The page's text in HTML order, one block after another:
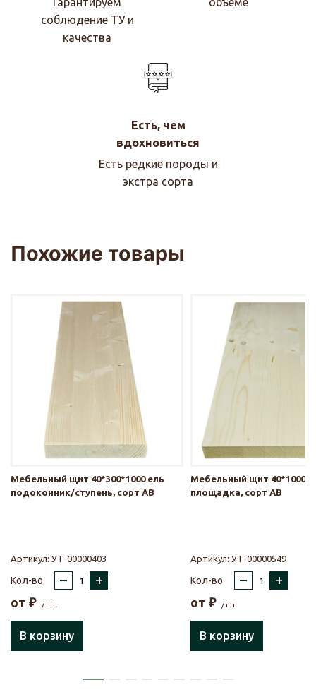
соблюдение ТУ и
качества
Есть, чем
вдохновиться
Есть редкие породы и
экстра сорта
Похожие товары
Мебельный щит 40*300*1000 ель
подоконник/ступень, сорт АВ
Артикул: УТ-00000403
Кол-во – +
от ₽ / шт.
В корзину
Мебельный щит
площадка, сорт АВ
Артикул: УТ-00000549
Кол-во – +
от ₽ / шт.
В корзину